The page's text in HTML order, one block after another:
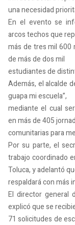
una necesidad
En el evento se
arcos techos que
más de tres mil 600
de más de dos mil
estudiantes de
Además, el alcalde
guapa mi escuela”,
mediante el cual
en más de 405
comunitarias para
Por su parte, el
trabajo coordinado
Toluca, y adelantó
respaldará con más
El director general
explicó que se
71 solicitudes de